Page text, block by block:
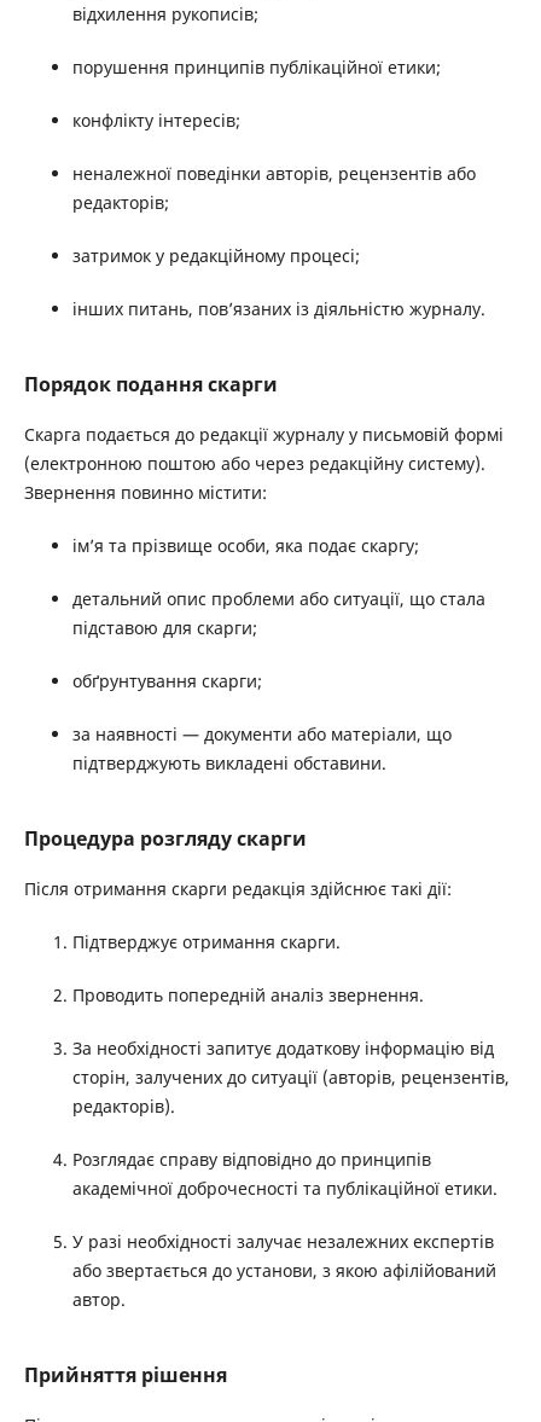
відхилення рукописів;
порушення принципів публікаційної етики;
конфлікту інтересів;
неналежної поведінки авторів, рецензентів або
редакторів;
затримок у редакційному процесі;
інших питань, пов’язаних із діяльністю журналу.
Порядок подання скарги
Скарга подається до редакції журналу у письмовій формі
(електронною поштою або через редакційну систему).
Звернення повинно містити:
ім’я та прізвище особи, яка подає скаргу;
детальний опис проблеми або ситуації, що стала
підставою для скарги;
обґрунтування скарги;
за наявності — документи або матеріали, що
підтверджують викладені обставини.
Процедура розгляду скарги
Після отримання скарги редакція здійснює такі дії:
Підтверджує отримання скарги.
Проводить попередній аналіз звернення.
За необхідності запитує додаткову інформацію від
сторін, залучених до ситуації (авторів, рецензентів,
редакторів).
Розглядає справу відповідно до принципів
академічної доброчесності та публікаційної етики.
У разі необхідності залучає незалежних експертів
або звертається до установи, з якою афілійований
автор.
Прийняття рішення